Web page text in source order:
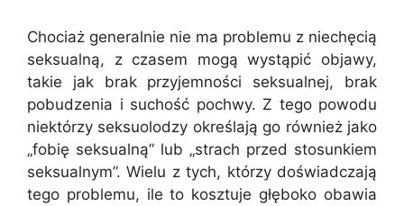
Chociaż generalnie nie ma problemu z niechęcią
seksualną, z czasem mogą wystąpić objawy,
takie jak brak przyjemności seksualnej, brak
pobudzenia i suchość pochwy. Z tego powodu
niektórzy seksuolodzy określają go również jako
„fobię seksualną” lub „strach przed stosunkiem
seksualnym”. Wielu z tych, którzy doświadczają
tego problemu, ile to kosztuje głęboko obawia